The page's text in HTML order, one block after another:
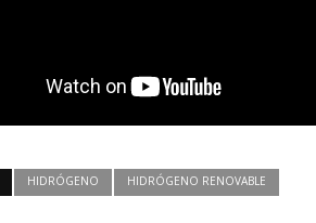
HIDRÓGENO HIDRÓGENO RENOVABLE